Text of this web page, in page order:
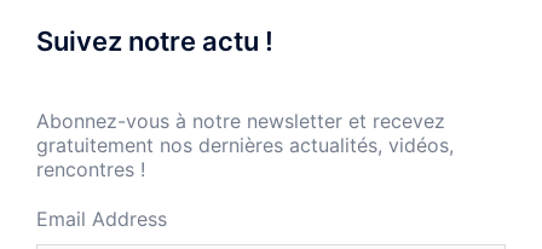
Suivez notre actu !
Abonnez-vous à notre newsletter et recevez
gratuitement nos dernières actualités, vidéos,
rencontres !
Email Address